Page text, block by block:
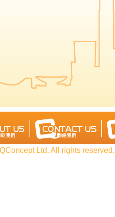
Ltd. All rights reserved.